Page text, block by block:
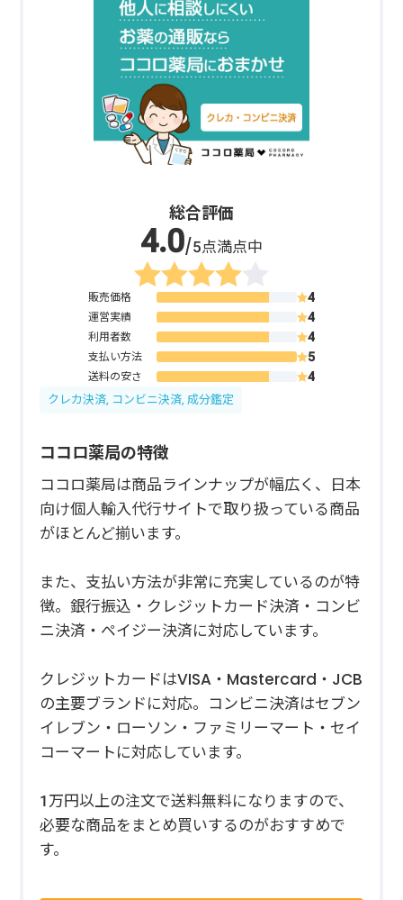
総合評価
/5点満点中
販売価格
運営実績
利用者数
支払い方法
送料の安さ
クレカ決済, コンビニ決済, 成分鑑定
ココロ薬局の特徴
ココロ薬局は商品ラインナップが幅広く、日本
向け個人輸入代行サイトで取り扱っている商品
がほとんど揃います。
また、支払い方法が非常に充実しているのが特
徴。銀行振込・クレジットカード決済・コンビ
ニ決済・ペイジー決済に対応しています。
クレジットカードはVISA・Mastercard・JCB
の主要ブランドに対応。コンビニ決済はセブン
イレブン・ローソン・ファミリーマート・セイ
コーマートに対応しています。
1万円以上の注文で送料無料になりますので、
必要な商品をまとめ買いするのがおすすめで
す。